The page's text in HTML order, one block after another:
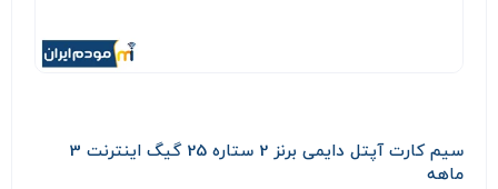
سیم کارت آپتل دایمی برنز 2 ستاره 25 گیگ اینترنت 3
ماهه